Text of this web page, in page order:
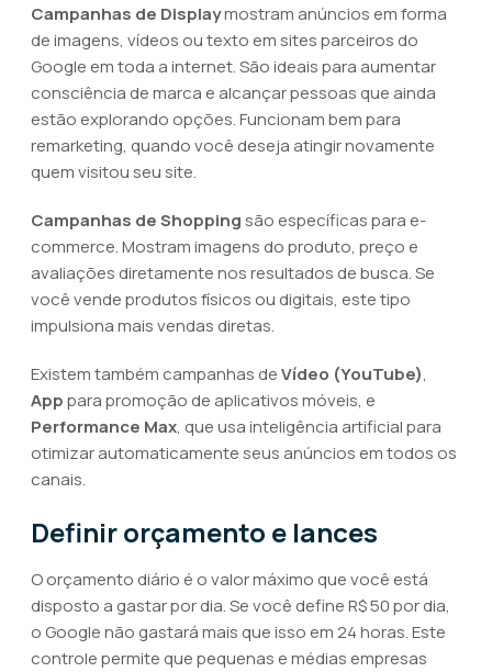
Campanhas de Displaymostram anúncios em forma
de imagens, vídeos ou texto em sites parceiros do
Google em toda a internet. São ideais para aumentar
consciência de marca e alcançar pessoas que ainda
estão explorando opções. Funcionam bem para
remarketing, quando você deseja atingir novamente
quem visitou seu site.
Campanhas de Shopping são específicas para e-
commerce. Mostram imagens do produto, preço e
avaliações diretamente nos resultados de busca. Se
você vende produtos físicos ou digitais, este tipo
impulsiona mais vendas diretas.
Existem também campanhas deVídeo (YouTube),
Apppara promoção de aplicativos móveis, e
Performance Max, que usa inteligência artificial para
otimizar automaticamente seus anúncios em todos os
canais.
Definir orçamento e lances
O orçamento diário é o valor máximo que você está
disposto a gastar por dia. Se você define R$ 50 por dia,
o Google não gastará mais que isso em 24 horas. Este
controle permite que pequenas e médias empresas